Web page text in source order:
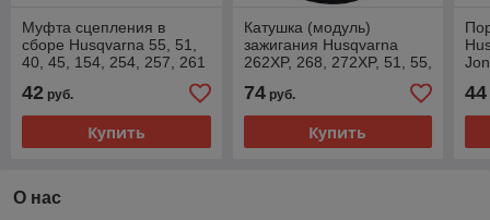
Муфта сцепления в
сборе Husqvarna 55, 51,
40, 45, 154, 254, 257, 261
42 руб.
Купить
Катушка (модуль)
зажигания Husqvarna
262XP, 268, 272XP, 51, 55,
61, Jonsered 2054, Poulan
415, 425
74руб.
Купить
44
О нас